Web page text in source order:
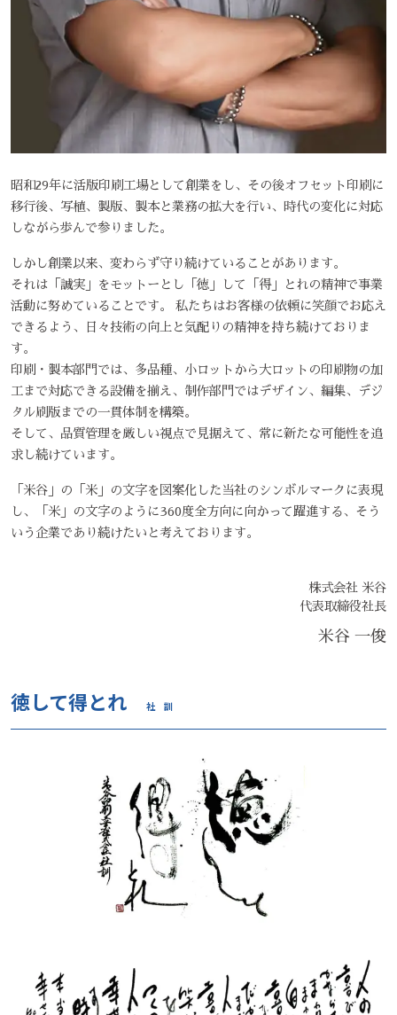
昭和29年に活版印刷工場として創業をし、その後オフセット印刷に
移行後、写植、製版、製本と業務の拡大を行い、時代の変化に対応
しながら歩んで参りました。
しかし創業以来、変わらず守り続けていることがあります。
それは「誠実」をモットーとし「徳」して「得」とれの精神で事業
活動に努めていることです。 私たちはお客様の依頼に笑顔でお応え
できるよう、日々技術の向上と気配りの精神を持ち続けておりま
す。
印刷・製本部門では、多品種、小ロットから大ロットの印刷物の加
工まで対応できる設備を揃え、制作部門ではデザイン、編集、デジ
タル刷版までの一貫体制を構築。
そして、品質管理を厳しい視点で見据えて、常に新たな可能性を追
求し続けています。
「米谷」の「米」の文字を図案化した当社のシンボルマークに表現
し、「米」の文字のように360度全方向に向かって躍進する、そう
いう企業であり続けたいと考えております。
株式会社 米谷
代表取締役社長
米谷 一俊
徳して得とれ 社 訓